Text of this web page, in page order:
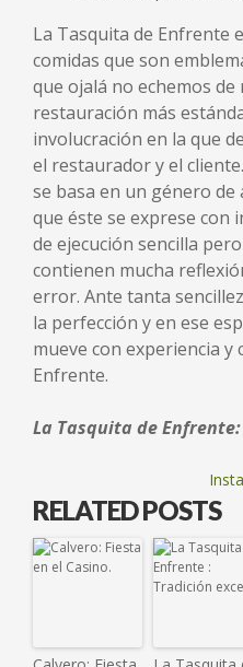
La Tasquita de Enfrente
comidas que son
que ojalá no echemos
restauración más
involucración en la que
el restaurador y el
se basa en un género
que éste se exprese con
de ejecución sencilla
contienen mucha
error. Ante tanta
la perfección y en ese
mueve con experiencia y
Enfrente.
La Tasquita de
RELATED POSTS